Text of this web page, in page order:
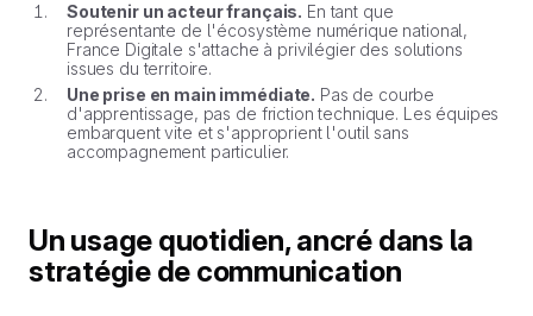
Soutenir un acteur français. En tant que
représentante de l'écosystème numérique national,
France Digitale s'attache à privilégier des solutions
issues du territoire.
Une prise en main immédiate. Pas de courbe
d'apprentissage, pas de friction technique. Les équipes
embarquent vite et s'approprient l'outil sans
accompagnement particulier.
Un usage quotidien, ancré dans la
stratégie de communication